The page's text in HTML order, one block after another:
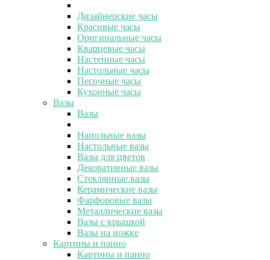
Дизайнерские часы
Красивые часы
Оригинальные часы
Кварцевые часы
Настенные часы
Настольные часы
Песочные часы
Кухонные часы
Вазы
Вазы
Напольные вазы
Настольные вазы
Вазы для цветов
Декоративные вазы
Стеклянные вазы
Керамические вазы
Фарфоровые вазы
Металлические вазы
Вазы с крышкой
Вазы на ножке
Картины и панно
Картины и панно